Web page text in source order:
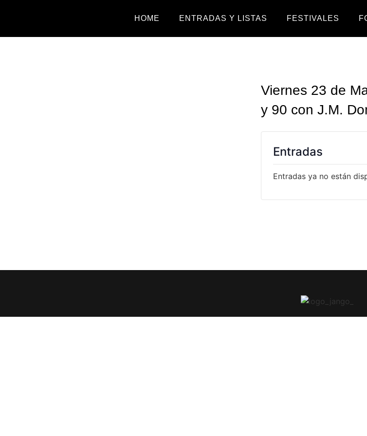
HOME ENTRADAS Y LISTAS FESTIVALES
Viernes 23 de
y 90 con J.M.
Entradas
Entradas ya no están